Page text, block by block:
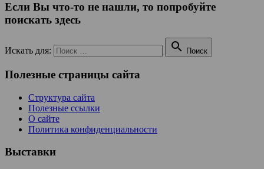
Если Вы что-то не нашли, то попробуйте
поискать здесь
Искать для:  Поиск
Полезные страницы сайта
Структура сайта
Полезные ссылки
О сайте
Политика конфиденциальности
Выставки